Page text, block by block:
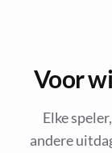
Voor
Elke
andere